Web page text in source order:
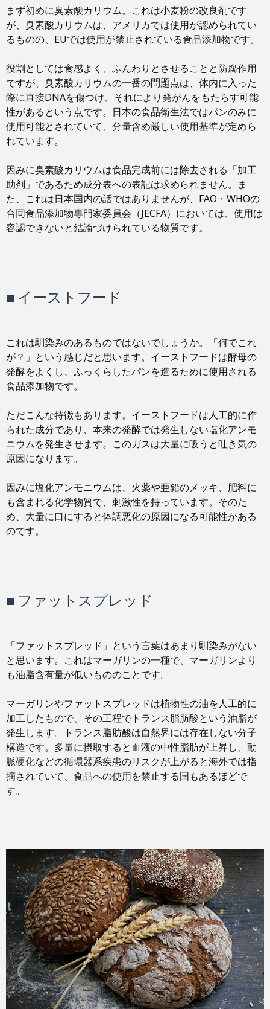
まず初めに臭素酸カリウム。これは小麦粉の改良剤です
が、臭素酸カリウムは、アメリカでは使用が認められてい
るものの、EUでは使用が禁止されている食品添加物です。
役割としては食感よく、ふんわりとさせることと防腐作用
ですが、臭素酸カリウムの一番の問題点は、体内に入った
際に直接DNAを傷つけ、それにより発がんをもたらす可能
性があるという点です。日本の食品衛生法ではパンのみに
使用可能とされていて、分量含め厳しい使用基準が定めら
れています。
因みに臭素酸カリウムは食品完成前には除去される「加工
助剤」であるため成分表への表記は求められません。ま
た、これは日本国内の話ではありませんが、FAO・WHOの
合同食品添加物専門家委員会（JECFA）においては、使用は
容認できないと結論づけられている物質です。
■ イーストフード
これは馴染みのあるものではないでしょうか。「何でこれ
が？」という感じだと思います。イーストフードは酵母の
発酵をよくし、ふっくらしたパンを造るために使用される
食品添加物です。
ただこんな特徴もあります。イーストフードは人工的に作
られた成分であり、本来の発酵では発生しない塩化アンモ
ニウムを発生させます。このガスは大量に吸うと吐き気の
原因になります。
因みに塩化アンモニウムは、火薬や亜鉛のメッキ、肥料に
も含まれる化学物質で、刺激性を持っています。そのた
め、大量に口にすると体調悪化の原因になる可能性がある
のです。
■ ファットスプレッド
「ファットスプレッド」という言葉はあまり馴染みがない
と思います。これはマーガリンの一種で、マーガリンより
も油脂含有量が低いもののことです。
マーガリンやファットスプレッドは植物性の油を人工的に
加工したもので、その工程でトランス脂肪酸という油脂が
発生します。トランス脂肪酸は自然界には存在しない分子
構造です。多量に摂取すると血液の中性脂肪が上昇し、動
脈硬化などの循環器系疾患のリスクが上がると海外では指
摘されていて、食品への使用を禁止する国もあるほどで
す。